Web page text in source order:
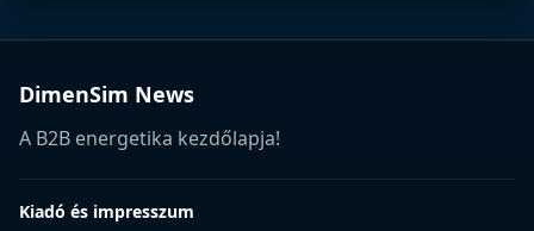
DimenSim News
A B2B energetika kezdőlapja!
Kiadó és impresszum